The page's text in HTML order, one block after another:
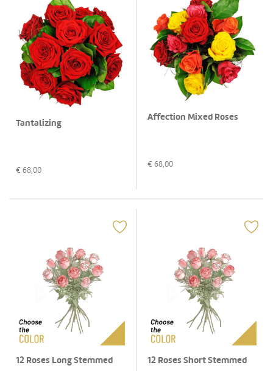
Tantalizing
€ 68,00
Affection Mixed Roses
€ 68,00
12 Roses Long Stemmed 12 Roses Short Stemmed